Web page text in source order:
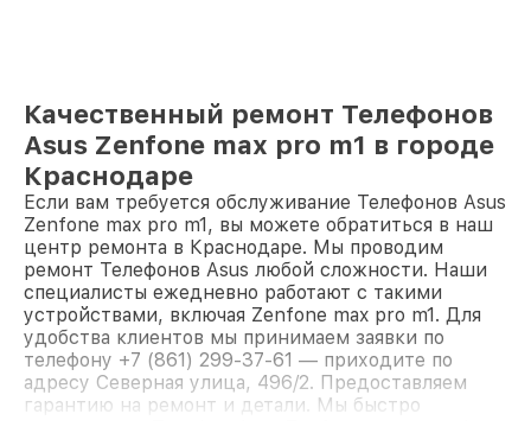
Качественный ремонт Телефонов
Asus Zenfone max pro m1 в городе
Краснодаре
Если вам требуется обслуживание Телефонов Asus
Zenfone max pro m1, вы можете обратиться в наш
центр ремонта в Краснодаре. Мы проводим
ремонт Телефонов Asus любой сложности. Наши
специалисты ежедневно работают с такими
устройствами, включая Zenfone max pro m1. Для
удобства клиентов мы принимаем заявки по
телефону +7 (861) 299-37-61 — приходите по
адресу Северная улица, 496/2. Предоставляем
гарантию на ремонт и детали. Мы быстро